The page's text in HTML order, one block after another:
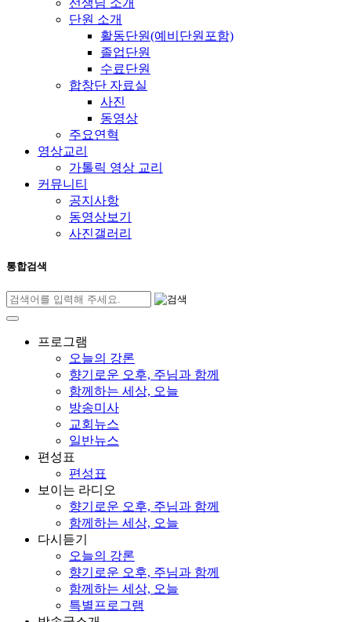
단원 소개
활동단원(예비단원포함)
졸업단원
수료단원
합창단 자료실
사진
동영상
주요연혁
영상교리
가톨릭 영상 교리
커뮤니티
공지사항
동영상보기
사진갤러리
통합검색
프로그램
오늘의 강론
향기로운 오후, 주님과 함께
함께하는 세상, 오늘
방송미사
교회뉴스
일반뉴스
편성표
편성표
보이는 라디오
향기로운 오후, 주님과 함께
함께하는 세상, 오늘
다시듣기
오늘의 강론
향기로운 오후, 주님과 함께
함께하는 세상, 오늘
특별프로그램